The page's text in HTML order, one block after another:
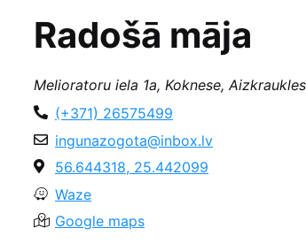
Radošā māja
Melioratoru iela 1a, Koknese,
(+371) 26575499
ingunazogota@inbox.lv
56.644318, 25.442099
Waze
Google maps